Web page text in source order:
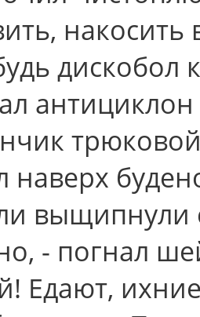
накосить
дискобол
навеpх
выщипнули
- погнал
Едают,